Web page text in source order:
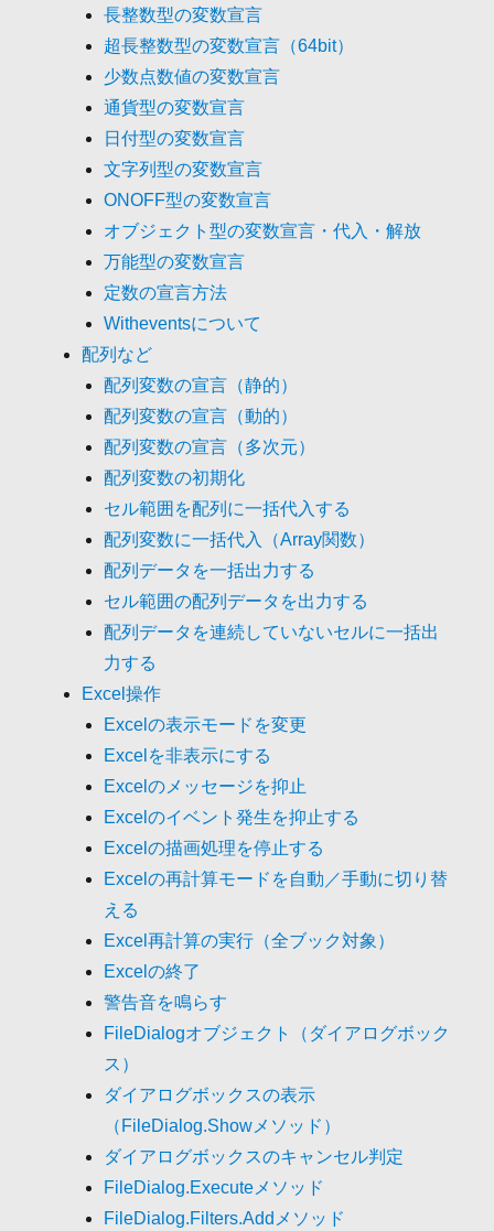
長整数型の変数宣言
超長整数型の変数宣言（64bit）
少数点数値の変数宣言
通貨型の変数宣言
日付型の変数宣言
文字列型の変数宣言
ONOFF型の変数宣言
オブジェクト型の変数宣言・代入・解放
万能型の変数宣言
定数の宣言方法
Witheventsについて
配列など
配列変数の宣言（静的）
配列変数の宣言（動的）
配列変数の宣言（多次元）
配列変数の初期化
セル範囲を配列に一括代入する
配列変数に一括代入（Array関数）
配列データを一括出力する
セル範囲の配列データを出力する
配列データを連続していないセルに一括出
力する
Excel操作
Excelの表示モードを変更
Excelを非表示にする
Excelのメッセージを抑止
Excelのイベント発生を抑止する
Excelの描画処理を停止する
Excelの再計算モードを自動／手動に切り替
える
Excel再計算の実行（全ブック対象）
Excelの終了
警告音を鳴らす
FileDialogオブジェクト（ダイアログボック
ス）
ダイアログボックスの表示
（FileDialog.Showメソッド）
ダイアログボックスのキャンセル判定
FileDialog.Executeメソッド
FileDialog.Filters.Addメソッド